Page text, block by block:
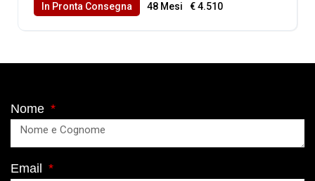
In Pronta Consegna 48 Mesi
€ 4.510
Nome
Email